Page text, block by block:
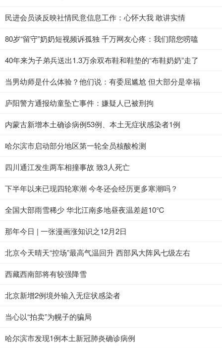
民进会员谈反映社情民意信息工作：心怀大我 敢讲实情
80岁“留守”奶奶短视频诉孤独 千万网友心疼：我们陪您唠嗑
40年来为子弟兵送出1.3万余双布鞋和鞋垫的“布鞋奶奶”走了
当男幼师是什么体验？他们说：有委屈尴尬 但大部分是幸福
庐阳警方通报幼童坠亡事件：嫌疑人已被刑拘
内蒙古新增本土确诊病例53例、本土无症状感染者1例
哈尔滨市启动部分地区第一轮全员核酸检测
四川通江发生两车相撞事故 致3人死亡
下半年以来已现四轮寒潮 今冬还会经历更多寒潮吗？
全国大部雨雪稀少 华北江南多地昼夜温差超10℃
那年今日 | 一张漫画涨知识之12月2日
北京今天晴天“控场”最高气温回升 西部风大阵风七级左右
西藏西南部将有较强降雪
北京新增2例境外输入无症状感染者
当心以“拍卖”为幌子的骗局
哈尔滨市发现1例本土新冠肺炎确诊病例